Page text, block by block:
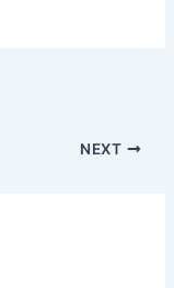
NEXT